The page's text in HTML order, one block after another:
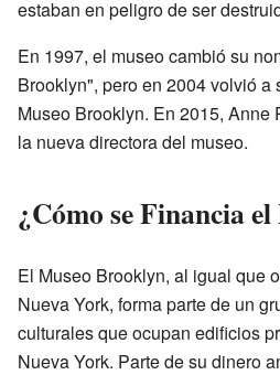
estaban en peligro de ser
En 1997, el museo cambió su
Brooklyn", pero en 2004 volvió a
Museo Brooklyn. En 2015, Anne
la nueva directora del museo.
¿Cómo se Financia
El Museo Brooklyn, al igual que
Nueva York, forma parte de un
culturales que ocupan edificios
Nueva York. Parte de su dinero